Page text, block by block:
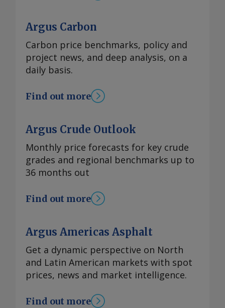
Argus Carbon
Carbon price benchmarks, policy and
project news, and deep analysis, on a
daily basis.
Find out more
Argus Crude Outlook
Monthly price forecasts for key crude
grades and regional benchmarks up to
36 months out
Find out more
Argus Americas Asphalt
Get a dynamic perspective on North
and Latin American markets with spot
prices, news and market intelligence.
Find out more